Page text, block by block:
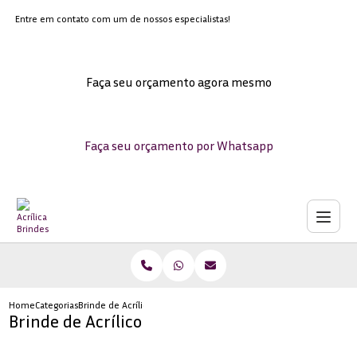
Entre em contato com um de nossos especialistas!
Faça seu orçamento agora mesmo
Faça seu orçamento por Whatsapp
HomeCategoriasBrinde de Acrílico
Brinde de Acrílico